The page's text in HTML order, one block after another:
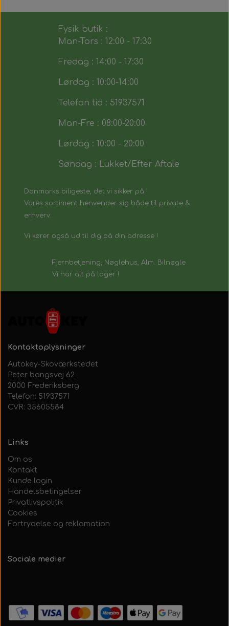
Fysik butik :
Man-Tors : 12:00 - 17:30
Fredag : 14:00 - 17:30
Lørdag : 10:00-14:00
Telefon tid : 51937571
Man-Fre : 08:00-20:00
Lørdag : 10:00 - 20:00
Søndag : Lukket/Efter Aftale
Danmarks biligeste, det vi sikker på !
Vores sortiment henvender sig både til private &
erhverv.
Vi kører også ud til dig på din adresse !
Fjernbetjening, Nøglehus, Alm. Bilnøgle
Vi har alt på lager !
Kontaktoplysninger
Autokey-Skoværkstedet
Peter bangsvej 62
2000 Frederiksberg
Telefon: 51937571
CVR: 35605584
Links
Om os
Kontakt
Kunde login
Handelsbetingelser
Privatlivspolitik
Cookies
Fortrydelse og reklamation
Sociale medier